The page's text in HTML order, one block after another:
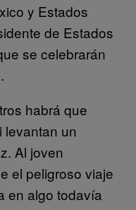
y Estados
de Estados
se celebrarán
habrá que
levantan un
Al joven
el peligroso viaje
en algo todavía